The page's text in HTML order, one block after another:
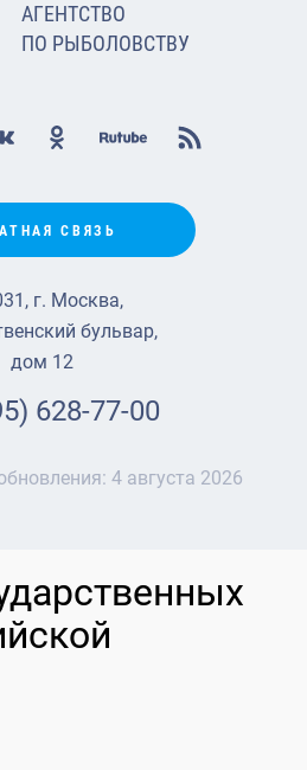
АГЕНТСТВО
ПО РЫБОЛОВСТВУ
СВЯЗЬ
г. Москва,
бульвар,
дом 12
628-77-00
4 августа 2026